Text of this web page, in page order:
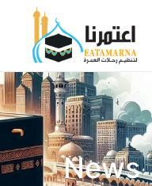
News